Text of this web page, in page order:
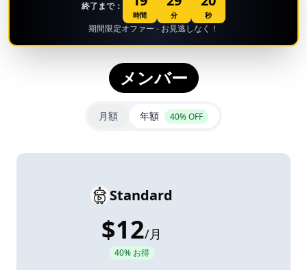
終了まで：
時間 分 秒
期間限定オファー - お見逃しなく！
メンバー
月額 年額 40% OFF
Standard
$12/月
40% お得